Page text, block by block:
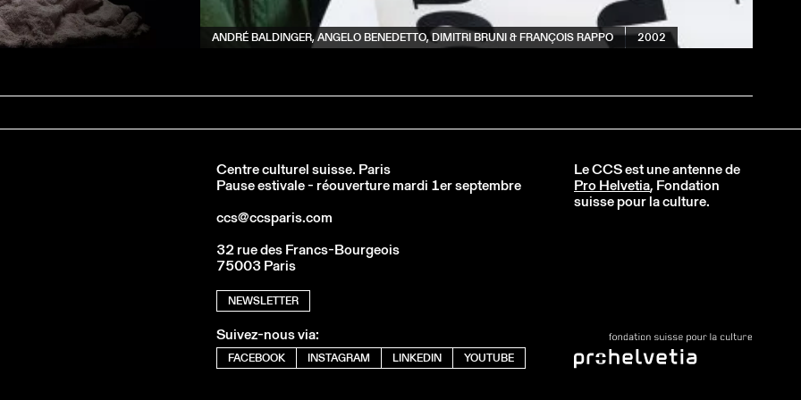
MANUELA MORGAINE, ENVERS COMPAGNIE 2001
ANDRÉ BALDINGER, ANGELO BENEDETTO, DIMITRI BRUNI & FRANÇOIS RAPPO 2002
Centre culturel suisse. Paris
Pause estivale - réouverture mardi 1er septembre
ccs@ccsparis.com
32 rue des Francs-Bourgeois
75003 Paris
NEWSLETTER
Suivez-nous via:
FACEBOOK INSTAGRAM LINKEDIN YOUTUBE
Le CCS est une antenne de
Pro Helvetia, Fondation
suisse pour la culture.